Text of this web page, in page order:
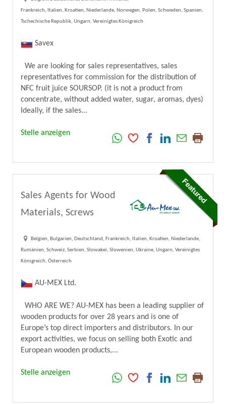
Frankreich, Italien, Kroatien, Niederlande, Norwegen, Polen, Schweden, Spanien,
Tschechische Republik, Ungarn, Vereinigtes Königreich
Savex
We are looking for sales representatives, sales
representatives for commission for the distribution of
NFC fruit juice SOURSOP. (it is not a product from
concentrate, without added water, sugar, aromas, dyes)
Ideally, if the sales...
Stelle anzeigen
Sales Agents for Wood
Materials, Screws
Belgien, Bulgarien, Deutschland, Frankreich, Italien, Kroatien, Niederlande,
Rumänien, Schweiz, Serbien, Slowakei, Slowenien, Ukraine, Ungarn, Vereinigtes
Königreich, Österreich
AU-MEX Ltd.
WHO ARE WE? AU-MEX has been a leading supplier of
wooden products for over 28 years and is one of
Europe’s top direct importers and distributors. In our
export activities, we focus on selling both Exotic and
European wooden products,...
Stelle anzeigen